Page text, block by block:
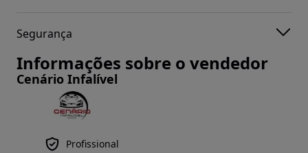
Segurança
Informações sobre o vendedor
Cenário Infalível
Profissional